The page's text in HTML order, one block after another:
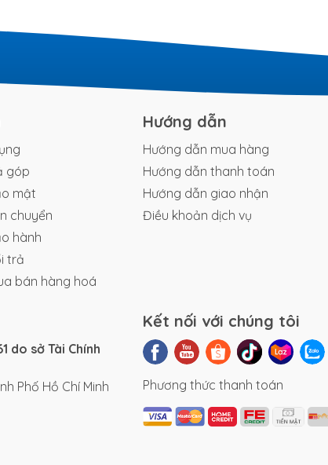
khách hàng thích một mẫu xe có thông số vận hành
ngày và vẫn giữ được sự tiện lợi của xe điện. Xe có
góp
mật
chuyển
hành
trả
bán hàng hoá
Hướng dẫn
Hướng dẫn mua hàng
Hướng dẫn thanh toán
Hướng dẫn giao nhận
Điều khoản dịch vụ
do sở Tài Chính
Phố Hồ Chí Minh
Kết nối với chúng tôi
Phương thức thanh toán